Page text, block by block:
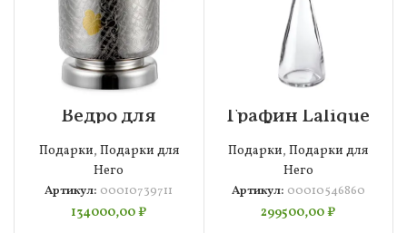
Ведро для
шампанского
Bronza-magazin
Артишок 18х4
см, латунь,
белое, п/к,
00010739711
Подарки, Подарки для
Него
Артикул: 00010739711
134000,00₽
Графин Lalique
Louvre,
хрусталь,
00010546860
Подарки,Подарки для
Него
Артикул: 00010546860
299500,00₽